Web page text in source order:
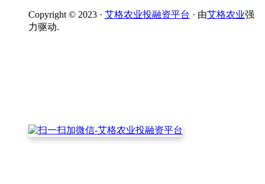
Copyright © 2023 · 艾格农业投融资平台 · 由艾格农业强
力驱动.